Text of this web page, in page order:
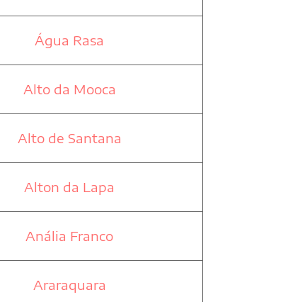
Água Rasa
Alto da Mooca
Alto de Santana
Alton da Lapa
Anália Franco
Araraquara